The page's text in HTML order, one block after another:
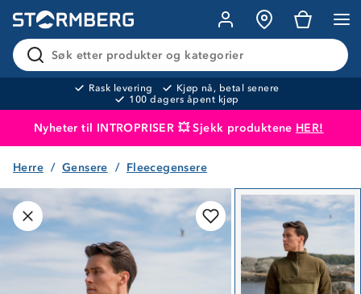
Søk etter produkter og kategorier
Rask levering
Kjøp nå, betal senere
100 dagers åpent kjøp
Nyheter til INTROPRISER 💥 Sjekk produktene HER!
Produktet er lagt i handlekurven
Herre Gensere Fleecegensere